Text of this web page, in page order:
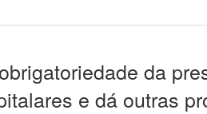
da
e dá outras